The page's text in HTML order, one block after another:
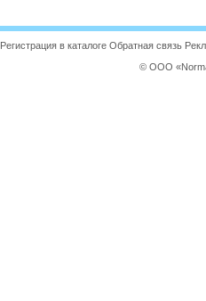
Регистрация в каталоге Обратная связь
© ООО